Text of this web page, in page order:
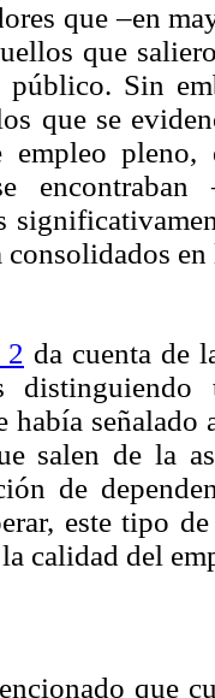
que –en
que
Sin
que se
empleo
2 da cuenta de
había
salen de la
de
este tipo
calidad del
que